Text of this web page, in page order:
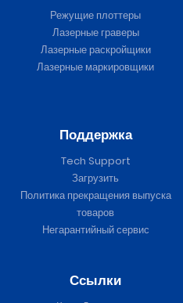
Режущие плоттеры
Лазерные граверы
Лазерные раскройщики
Лазерные маркировщики
Поддержка
Tech Support
Загрузить
Политика прекращения выпуска
товаров
Негарантийный сервис
Ссылки